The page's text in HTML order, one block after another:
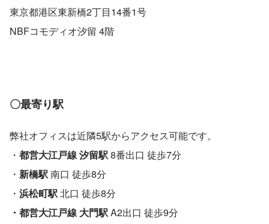
東京都港区東新橋2丁目14番1号
NBFコモディオ汐留 4階
〇最寄り駅
弊社オフィスは近隣5駅からアクセス可能です。
・ 都営大江戸線汐留駅 8番出口 徒歩7分
・ 新橋駅 南口 徒歩8分
・ 浜松町駅 北口 徒歩8分
・都営大江戸線 大門駅 A2出口 徒歩9分